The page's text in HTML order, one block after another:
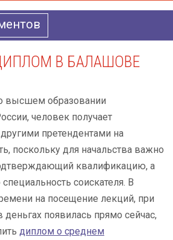
В БАЛАШОВЕ
высшем образовании
человек получает
претендентами на
поскольку для начальства важно
квалификацию, а
соискателя. В
на посещение лекций, при
деньгах появилась прямо сейчас,
диплом о среднем